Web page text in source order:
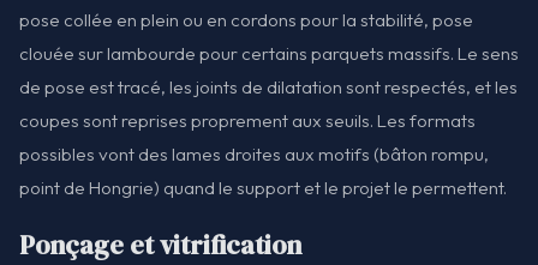
pose collée en plein ou en cordons pour la stabilité, pose
clouée sur lambourde pour certains parquets massifs. Le sens
de pose est tracé, les joints de dilatation sont respectés, et les
coupes sont reprises proprement aux seuils. Les formats
possibles vont des lames droites aux motifs (bâton rompu,
point de Hongrie) quand le support et le projet le permettent.
Ponçage et vitrification